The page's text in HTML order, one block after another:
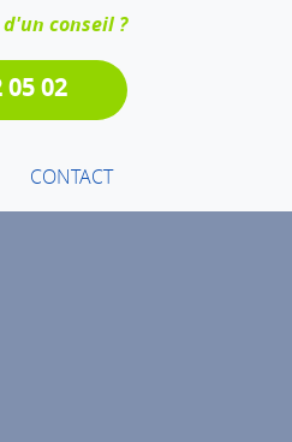
conseil ?
05 02
CONTACT